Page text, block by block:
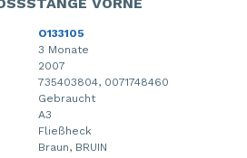
O133105
3 Monate
2007
735403804, 0071748460
Gebraucht
A3
Fließheck
Braun, BRUIN